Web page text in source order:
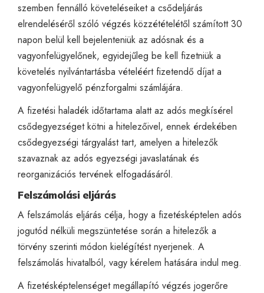
szemben fennálló követeléseiket a csődeljárás
elrendeléséről szóló végzés közzétételétől számított 30
napon belül kell bejelenteniük az adósnak és a
vagyonfelügyelőnek, egyidejűleg be kell fizetniük a
követelés nyilvántartásba vételéért fizetendő díjat a
vagyonfelügyelő pénzforgalmi számlájára.
A fizetési haladék időtartama alatt az adós megkísérel
csődegyezséget kötni a hitelezőivel, ennek érdekében
csődegyezségi tárgyalást tart, amelyen a hitelezők
szavaznak az adós egyezségi javaslatának és
reorganizációs tervének elfogadásáról.
Felszámolási eljárás
A felszámolás eljárás célja, hogy a fizetésképtelen adós
jogutód nélküli megszüntetése során a hitelezők a
törvény szerinti módon kielégítést nyerjenek. A
felszámolás hivatalból, vagy kérelem hatására indul meg.
A fizetésképtelenséget megállapító végzés jogerőre